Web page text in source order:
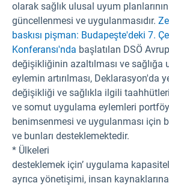
olarak sağlık ulusal uyum
güncellenmesi ve uygulanmasıdır.
baskısı pişman: Budapeşte'deki 7.
Konferansı'nda başlatılan DSÖ
değişikliğinin azaltılması ve sağlığa
eylemin artırılması, Deklarasyon'da
değişikliği ve sağlıkla ilgili
ve somut uygulama eylemleri
benimsenmesi ve uygulanması için
ve bunları desteklemektedir.
* Ülkeleri
desteklemek için’ uygulama
ayrıca yönetişimi, insan kaynaklarına